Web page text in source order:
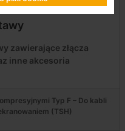
zawierające złącza
inne akcesoria
Typ F – Do kabli
(TSH)